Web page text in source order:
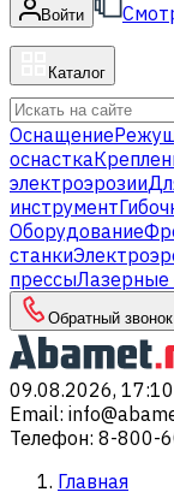
Войти
Каталог
Оснащение
оснастка
электроэрозии
инструмент
Оборудование
станки
прессыЛазерные
Обратный звонок
09.08.2026, 17:10
Email:
Телефон: 8-800-
Главная